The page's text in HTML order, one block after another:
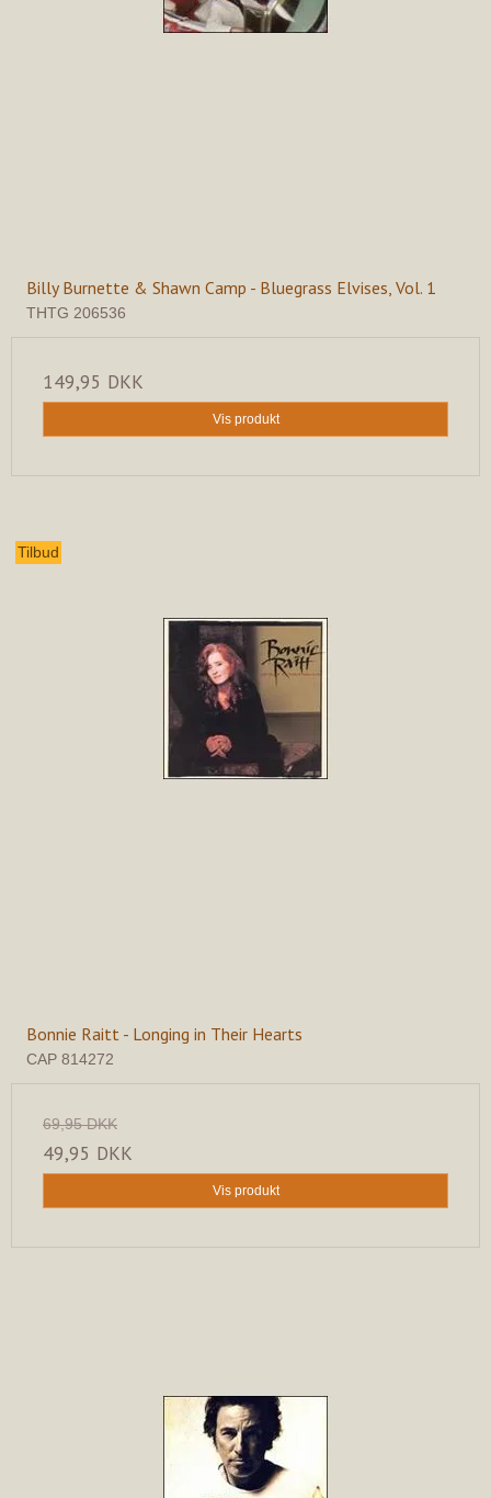
Billy Burnette & Shawn Camp - Bluegrass Elvises, Vol. 1
THTG 206536
149,95 DKK
Vis produkt
Tilbud
Bonnie Raitt - Longing in Their Hearts
CAP 814272
69,95 DKK
49,95 DKK
Vis produkt